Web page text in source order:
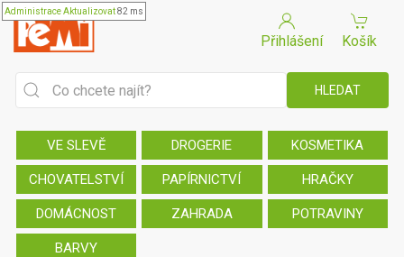
AdministraceAktualizovat82 ms
Přihlášení Košík
VE SLEVĚ DROGERIE KOSMETIKA
CHOVATELSTVÍ PAPÍRNICTVÍ HRAČKY
DOMÁCNOST ZAHRADA POTRAVINY
BARVY